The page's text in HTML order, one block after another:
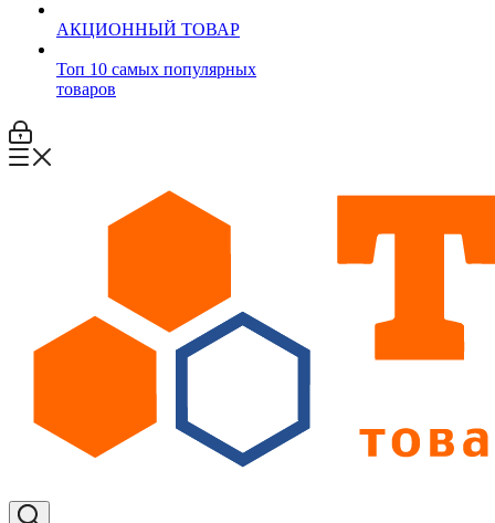
АКЦИОННЫЙ ТОВАР
Топ 10 самых популярных
товаров